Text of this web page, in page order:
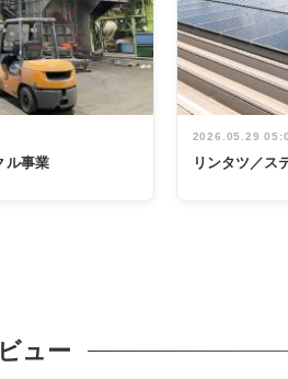
ル事業
2026.05.29
リンタツ／ス
ュー